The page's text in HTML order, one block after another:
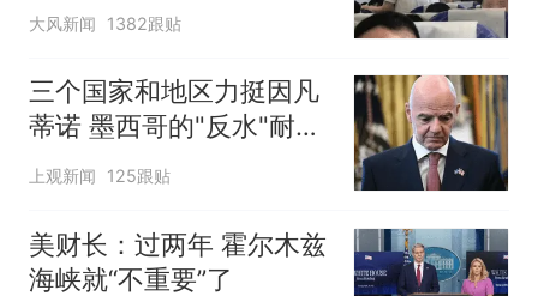
队
大风新闻 1382跟贴
三个国家和地区力挺因凡
蒂诺 墨西哥的"反水"耐人
寻味
上观新闻 125跟贴
美财长：过两年 霍尔木兹
海峡就“不重要”了